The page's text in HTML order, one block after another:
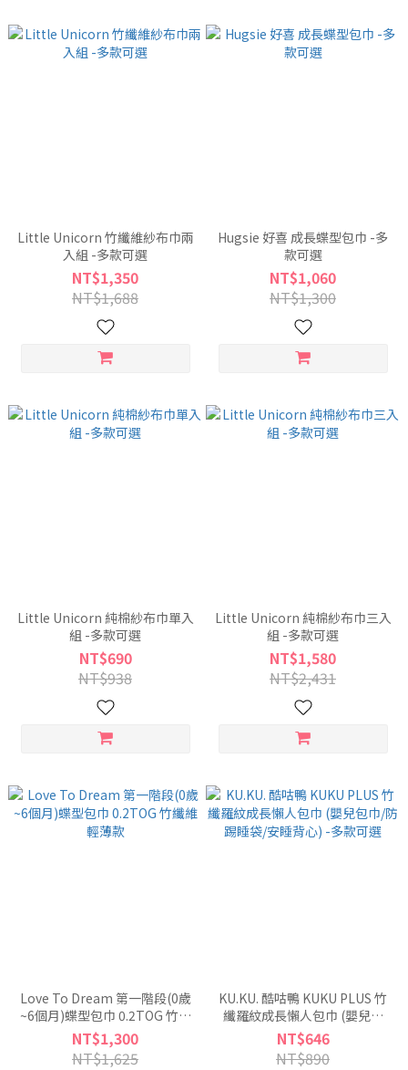
Little Unicorn 竹纖維紗布巾兩
入組 -多款可選
NT$1,350
NT$1,688
Hugsie 好喜 成長蝶型包巾 -多
款可選
NT$1,060
NT$1,300
Little Unicorn 純棉紗布巾單入
組 -多款可選
NT$690
NT$938
Little Unicorn 純棉紗布巾三入
組 -多款可選
NT$1,580
NT$2,431
Love To Dream 第一階段(0歲
~6個月)蝶型包巾 0.2TOG 竹纖
維輕薄款
NT$1,300
NT$1,625
KU.KU. 酷咕鴨 KUKU PLUS 竹
纖羅紋成長懶人包巾 (嬰兒包
巾/防踢睡袋/安睡背心) -多款可
選
NT$646
NT$890